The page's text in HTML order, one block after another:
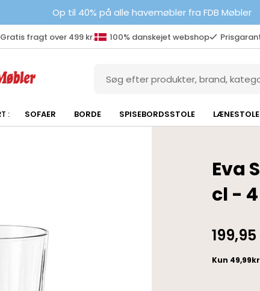
Op til 40% på alle havemøbler fra FDB Møbler
Gratis fragt over 499 kr. 100% danskejet webshop
SOFAER BORDE SPISEBORDSSTOLE LÆNESTOLE
Eva
cl -
199,95